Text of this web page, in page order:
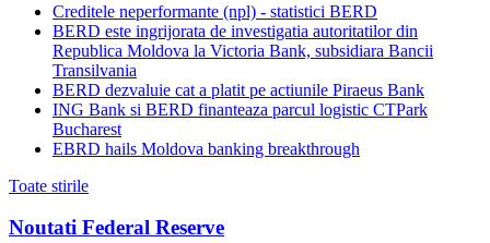
Creditele neperformante (npl) - statistici BERD
BERD este ingrijorata de investigatia autoritatilor din
Republica Moldova la Victoria Bank, subsidiara Bancii
Transilvania
BERD dezvaluie cat a platit pe actiunile Piraeus Bank
ING Bank si BERD finanteaza parcul logistic CTPark
Bucharest
EBRD hails Moldova banking breakthrough
Toate stirile
Noutati Federal Reserve